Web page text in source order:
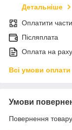
Детальніше
Оплатити
Післяплата
Оплата на
Всі умови оплати
Умови
Повернення